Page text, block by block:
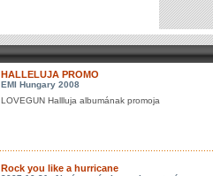
HALLELUJA PROMO
EMI Hungary 2008
LOVEGUN Hallluja albumának promoja
Rock you like a hurricane